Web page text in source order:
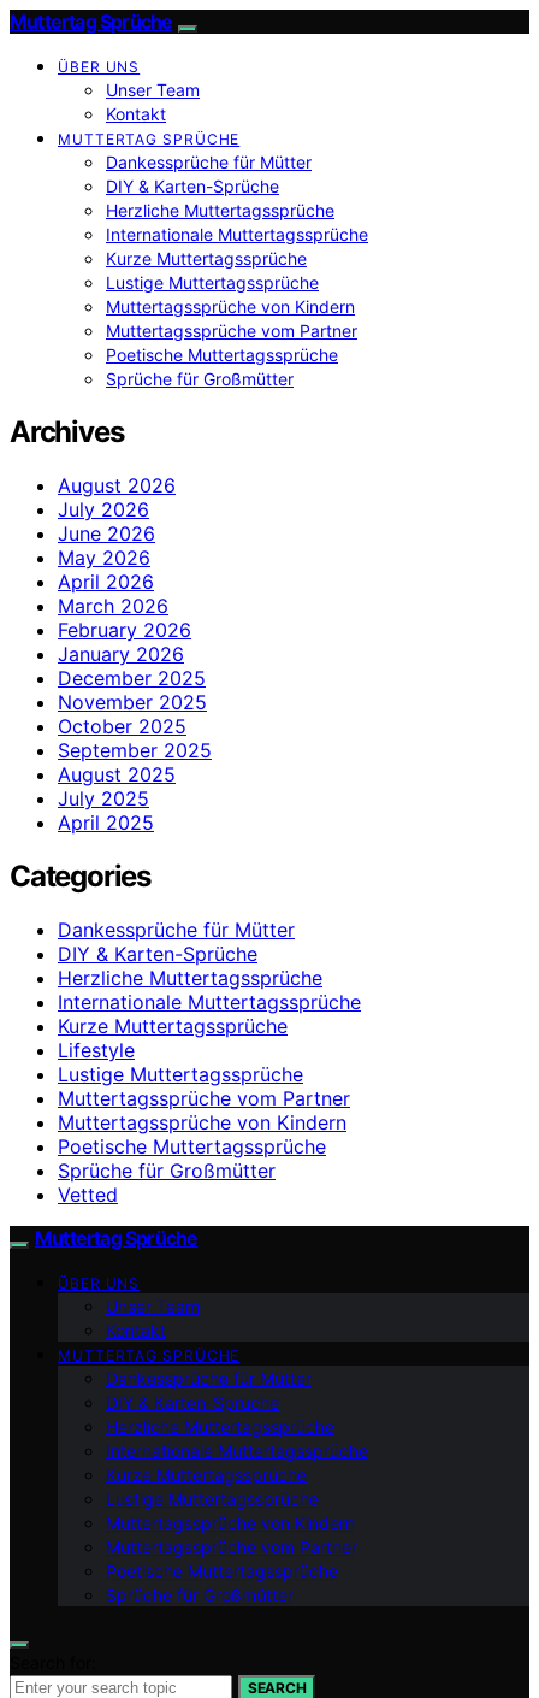
Muttertag Sprüche
ÜBER UNS
Unser Team
Kontakt
MUTTERTAG SPRÜCHE
Dankessprüche für Mütter
DIY & Karten-Sprüche
Herzliche Muttertagssprüche
Internationale Muttertagssprüche
Kurze Muttertagssprüche
Lustige Muttertagssprüche
Muttertagssprüche von Kindern
Muttertagssprüche vom Partner
Poetische Muttertagssprüche
Sprüche für Großmütter
Archives
August 2026
July 2026
June 2026
May 2026
April 2026
March 2026
February 2026
January 2026
December 2025
November 2025
October 2025
September 2025
August 2025
July 2025
April 2025
Categories
Dankessprüche für Mütter
DIY & Karten-Sprüche
Herzliche Muttertagssprüche
Internationale Muttertagssprüche
Kurze Muttertagssprüche
Lifestyle
Lustige Muttertagssprüche
Muttertagssprüche vom Partner
Muttertagssprüche von Kindern
Poetische Muttertagssprüche
Sprüche für Großmütter
Vetted
Muttertag Sprüche
ÜBER UNS
Unser Team
Kontakt
MUTTERTAG SPRÜCHE
Dankessprüche für Mütter
DIY & Karten-Sprüche
Herzliche Muttertagssprüche
Internationale Muttertagssprüche
Kurze Muttertagssprüche
Lustige Muttertagssprüche
Muttertagssprüche von Kindern
Muttertagssprüche vom Partner
Poetische Muttertagssprüche
Sprüche für Großmütter
SEARCH